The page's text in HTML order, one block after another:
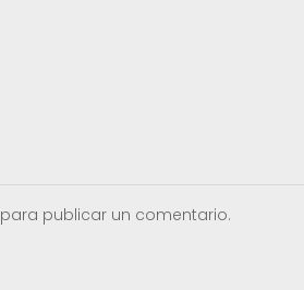
para publicar un comentario.